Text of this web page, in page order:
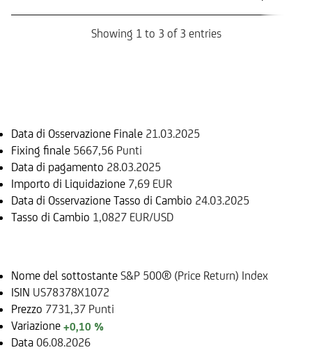
Showing 1 to 3 of 3 entries
Data di Osservazione Finale 21.03.2025
Fixing finale 5667,56 Punti
Data di pagamento 28.03.2025
Importo di Liquidazione 7,69 EUR
Data di Osservazione Tasso di Cambio 24.03.2025
Tasso di Cambio 1,0827 EUR/USD
Nome del sottostante S&P 500® (Price Return) Index
ISIN US78378X1072
Prezzo 7731,37 Punti
Variazione +0,10 %
Data 06.08.2026